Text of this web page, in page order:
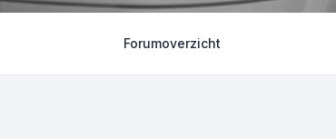
Forumoverzicht